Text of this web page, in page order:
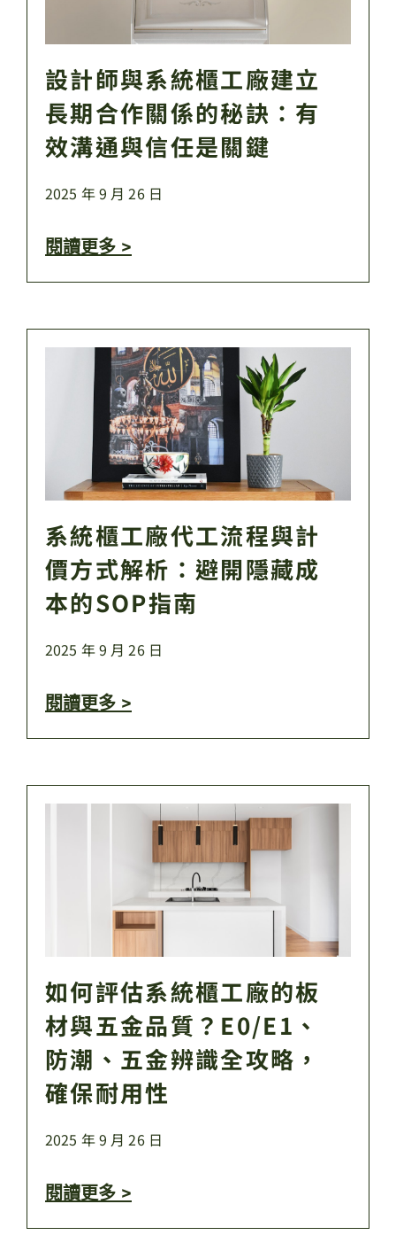
設計師與系統櫃工廠建立
長期合作關係的秘訣：有
效溝通與信任是關鍵
2025 年 9 月 26 日
閱讀更多 >
系統櫃工廠代工流程與計
價方式解析：避開隱藏成
本的SOP指南
2025 年 9 月 26 日
閱讀更多 >
如何評估系統櫃工廠的板
材與五金品質？E0/E1、
防潮、五金辨識全攻略，
確保耐用性
2025 年 9 月 26 日
閱讀更多 >